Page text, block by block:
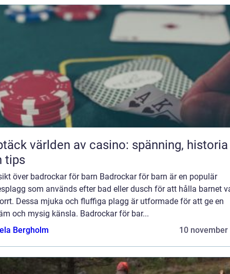
världen av casino: spänning, historia
tips
över badrockar för barn Badrockar för barn är en populär
som används efter bad eller dusch för att hålla barnet
Dessa mjuka och fluffiga plagg är utformade för att ge en
och mysig känsla. Badrockar för bar...
Bergholm
10 november